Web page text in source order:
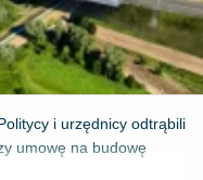
i urzędnicy odtrąbili
umowę na budowę